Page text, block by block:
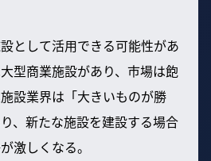
として活用できる可能性があ
型商業施設があり、市場は飽
設業界は「大きいものが勝
、新たな施設を建設する場合
激しくなる。